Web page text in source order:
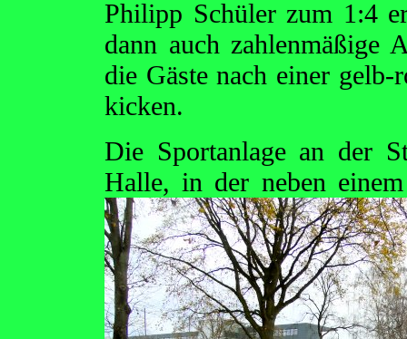
Philipp Schüler zum 1:4
dann auch zahlenmäßige
die Gäste nach einer
kicken.
Die Sportanlage an der
Halle, in der neben